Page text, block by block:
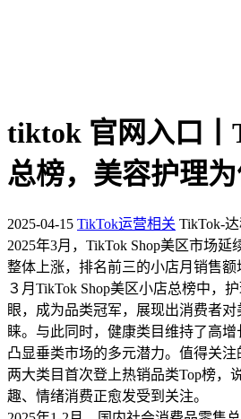
tiktok 官网入口
总榜，美容护理
2025-04-15 TikTok运营相关 TikTok-
2025年3月，TikTok Shop美区市场
整体上涨，排名前三的小店月销售额
３月TikTok Shop美区小店总榜中，
眼，成为品类冠军，展现出消费者
睐。与此同时，健康类目维持了高增
凸显垂类市场的多元潜力。值得关
两大类目首次登上热销品类Top榜，
趣、情绪消费正愈发受到关注。